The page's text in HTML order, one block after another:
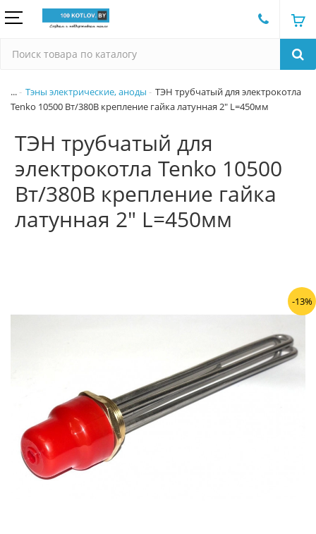
... Тэны электрические, аноды
ТЭН трубчатый для электрокотла
Tenko 10500 Вт/380В крепление гайка латунная 2" L=450мм
ТЭН трубчатый для
электрокотла Tenko 10500
Вт/380В крепление гайка
латунная 2" L=450мм
-13%